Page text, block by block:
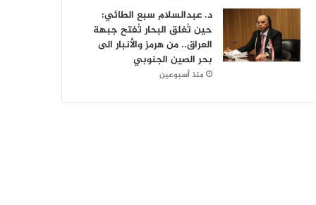
د. عبدالسلام سبع الطائي:
حين تُغلق البحار تُفتح جبهة
العراق.. من هرمز والأنبار الى
بحر الصين الجنوبي
منذ أسبوعين